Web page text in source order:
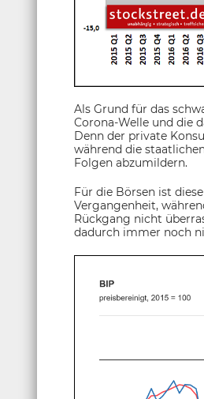
Als Grund für das
Corona-Welle und die
Denn der private
während die
Folgen abzumildern.
Für die Börsen ist
Vergangenheit,
Rückgang nicht
dadurch immer noch